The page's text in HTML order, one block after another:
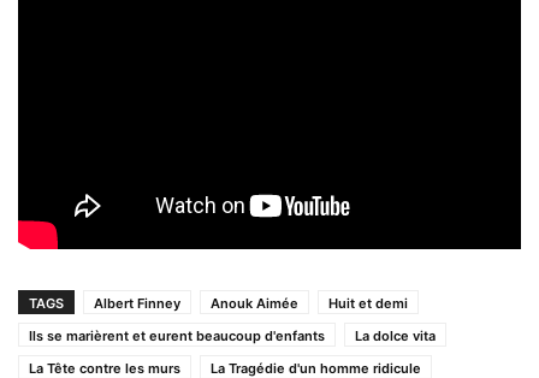
TAGS Albert Finney Anouk Aimée
Huit et demi
Ils se marièrent et eurent beaucoup d'enfants
La dolce vita
La Tête contre les murs
La Tragédie d'un homme ridicule